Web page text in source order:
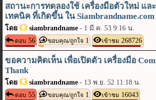
สถานะการทดลองใช้ เครื่องมือตัวใหม่ แ
เทคนิค ที่เกิดขึ้น ใน Siambrandname.com
โดย siambrandname - 1 มี.ค. 53 9:16 น.
ตอบ 56 ขอบคุณ/ถูกใจ 1 เข้าชม 268726
ขอความคิดเห็น เพื่อเปิดตัว เครื่องมือ
Thank
โดย siambrandname - 13 พ.ย. 52 11:18 น.
ตอบ 55 ขอบคุณ/ถูกใจ 1 เข้าชม 16043